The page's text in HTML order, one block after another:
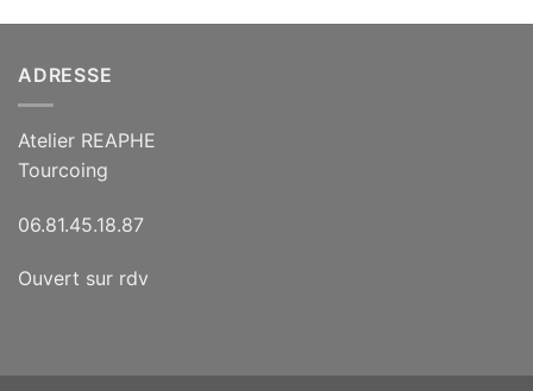
ADRESSE
Atelier REAPHE
Tourcoing
06.81.45.18.87
Ouvert sur rdv